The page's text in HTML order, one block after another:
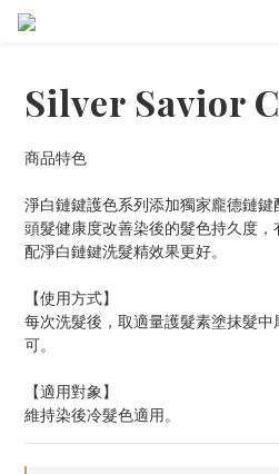
Silver Savior
商品特色
淨白鏈鍵護色系列添加獨家龐德鏈
頭髮健康度改善染後的髮色持久度
配淨白鏈鍵洗髮精效果更好。
【使用方式】
每次洗髮後，取適量護髮素塗抹髮
可。
【適用對象】
維持染後冷髮色適用。